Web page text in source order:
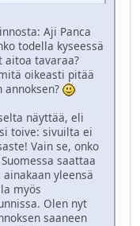
Aji Panca
todella kyseessä
aitoa tavaraa?
oikeasti pitää
näyttää, eli
toive: sivuilta ei
Vain se, onko
saattaa
yleensä
myös
Olen nyt
saaneen